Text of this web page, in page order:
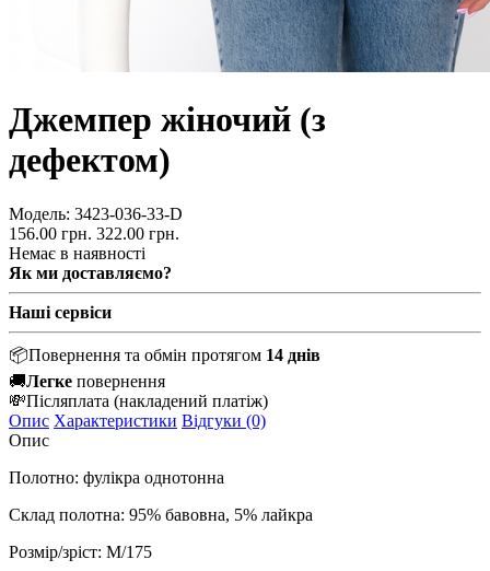
Джемпер жіночий (з
дефектом)
Модель: 3423-036-33-D
156.00 грн. 322.00 грн.
Немає в наявності
Як ми доставляємо?
Наші сервіси
📦Повернення та обмін протягом 14 днів
🚚Легке повернення
💸Післяплата (накладений платіж)
Опис Характеристики Відгуки (0)
Опис
Полотно: фулікра однотонна
Склад полотна: 95% бавовна, 5% лайкра
Розмір/зріст: M/175